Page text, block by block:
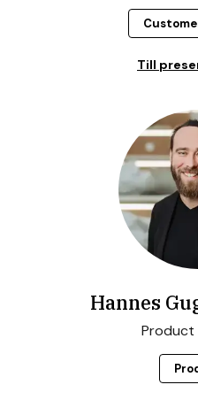
Till
Hannes
Product